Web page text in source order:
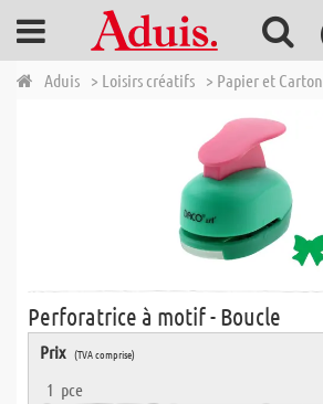
Aduis > Loisirs créatifs > Papier et Carton
Perforatrice à motif - Boucle
Prix (TVA comprise)
1 pce